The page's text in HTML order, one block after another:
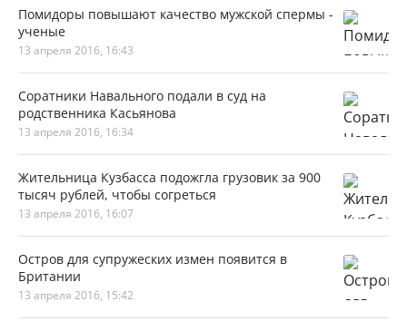
Помидоры повышают качество мужской спермы -
ученые
13 апреля 2016, 16:43
Соратники Навального подали в суд на
родственника Касьянова
13 апреля 2016, 16:34
Жительница Кузбасса подожгла грузовик за 900
тысяч рублей, чтобы согреться
13 апреля 2016, 16:07
Остров для супружеских измен появится в
Британии
13 апреля 2016, 15:42